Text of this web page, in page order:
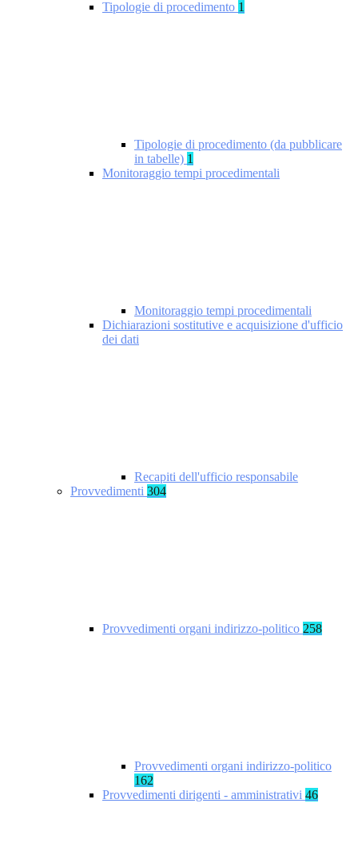
Tipologie di procedimento 1
Tipologie di procedimento (da pubblicare
in tabelle) 1
Monitoraggio tempi procedimentali
Monitoraggio tempi procedimentali
Dichiarazioni sostitutive e acquisizione d'ufficio
dei dati
Recapiti dell'ufficio responsabile
Provvedimenti 304
Provvedimenti organi indirizzo-politico 258
Provvedimenti organi indirizzo-politico
162
Provvedimenti dirigenti - amministrativi 46